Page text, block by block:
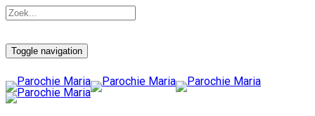
Toggle navigation